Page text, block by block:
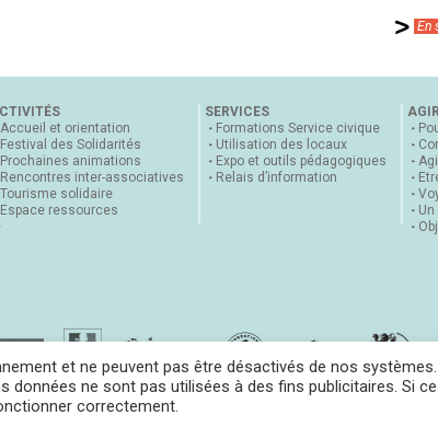
En
Accueil et orientation
Festival des Solidarités
Prochaines animations
Rencontres inter-associatives
Tourisme solidaire
Espace ressources
SERVICES
Formations Service civique
Utilisation des locaux
Expo et outils pédagogiques
Relais d’information
et ne peuvent pas être désactivés de nos
ne sont pas utilisées à des fins publicitaires. Si
correctement.